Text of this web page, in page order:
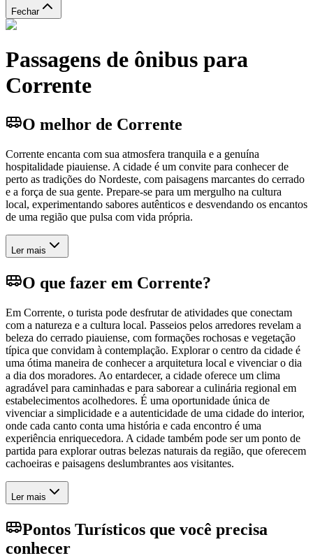
Fechar
Passagens de ônibus para
Corrente
O melhor de Corrente
Corrente encanta com sua atmosfera tranquila e a genuína
hospitalidade piauiense. A cidade é um convite para conhecer de
perto as tradições do Nordeste, com paisagens marcantes do cerrado
e a força de sua gente. Prepare-se para um mergulho na cultura
local, experimentando sabores autênticos e desvendando os encantos
de uma região que pulsa com vida própria.
Ler mais
O que fazer em Corrente?
Em Corrente, o turista pode desfrutar de atividades que conectam
com a natureza e a cultura local. Passeios pelos arredores revelam a
beleza do cerrado piauiense, com formações rochosas e vegetação
típica que convidam à contemplação. Explorar o centro da cidade é
uma ótima maneira de conhecer a arquitetura local e vivenciar o dia
a dia dos moradores. Ao entardecer, a cidade oferece um clima
agradável para caminhadas e para saborear a culinária regional em
estabelecimentos acolhedores. É uma oportunidade única de
vivenciar a simplicidade e a autenticidade de uma cidade do interior,
onde cada canto conta uma história e cada encontro é uma
experiência enriquecedora. A cidade também pode ser um ponto de
partida para explorar outras belezas naturais da região, que oferecem
cachoeiras e paisagens deslumbrantes aos visitantes.
Ler mais
Pontos Turísticos que você precisa
conhecer